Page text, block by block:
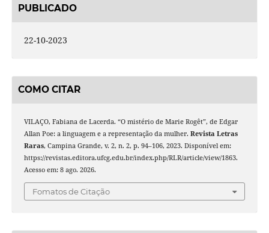
PUBLICADO
22-10-2023
COMO CITAR
VILAÇO, Fabiana de Lacerda. “O mistério de Marie Rogêt”, de Edgar
Allan Poe: a linguagem e a representação da mulher. Revista Letras
Raras, Campina Grande, v. 2, n. 2, p. 94–106, 2023. Disponível em:
https://revistas.editora.ufcg.edu.br/index.php/RLR/article/view/1863.
Acesso em: 8 ago. 2026.
Fomatos de Citação